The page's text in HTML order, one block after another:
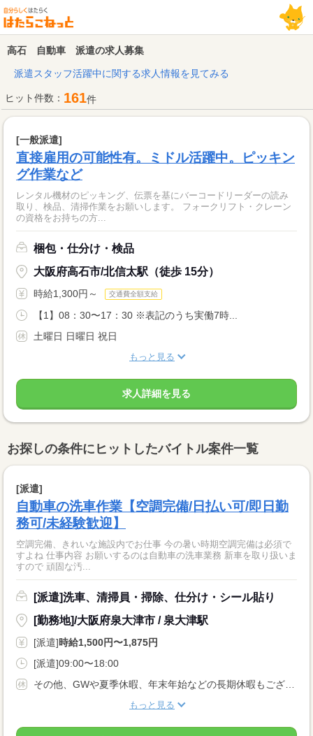
高石 自動車 派遣の求人募集
派遣スタッフ活躍中に関する求人情報を見てみる
ヒット件数： 161件
[一般派遣]
直接雇用の可能性有。ミドル活躍中。ピッキン
グ作業など
レンタル機材のピッキング、伝票を基にバーコードリーダーの読み
取り、検品、清掃作業をお願いします。 フォークリフト・クレーン
の資格をお持ちの方...
梱包・仕分け・検品
大阪府高石市/北信太駅（徒歩 15分）
時給1,300円～ 交通費全額支給
【1】08：30〜17：30 ※表記のうち実働7時...
土曜日 日曜日 祝日
もっと見る
求人詳細を見る
お探しの条件にヒットしたバイトル案件一覧
[派遣]
自動車の洗車作業【空調完備/日払い可/即日勤
務可/未経験歓迎】
空調完備、きれいな施設内でお仕事 今の暑い時期空調完備は必須で
すよね 仕事内容 お願いするのは自動車の洗車業務 新車を取り扱いま
すので 頑固な汚...
[派遣]洗車、清掃員・掃除、仕分け・シール貼り
[勤務地]/大阪府泉大津市 / 泉大津駅
[派遣]時給1,500円〜1,875円
[派遣]09:00〜18:00
その他、GWや夏季休暇、年末年始などの長期休暇もございます。
もっと見る